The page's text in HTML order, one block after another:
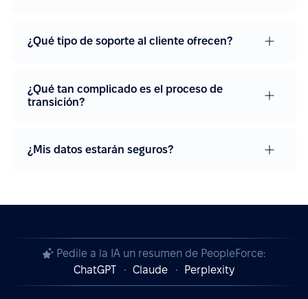
¿Qué tipo de soporte al cliente ofrecen?
¿Qué tan complicado es el proceso de
transición?
¿Mis datos estarán seguros?
Pedile a la IA un resumen de PeopleForce:
ChatGPT
Claude Perplexity